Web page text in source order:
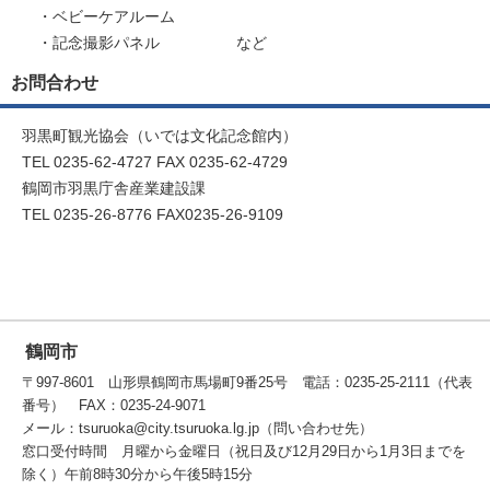
・ベビーケアルーム
・記念撮影パネル など
お問合わせ
羽黒町観光協会（いでは文化記念館内）
TEL 0235-62-4727 FAX 0235-62-4729
鶴岡市羽黒庁舎産業建設課
TEL 0235-26-8776 FAX0235-26-9109
鶴岡市
〒997-8601 山形県鶴岡市馬場町9番25号 電話：0235-25-2111（代表
番号） FAX：0235-24-9071
メール：tsuruoka@city.tsuruoka.lg.jp（問い合わせ先）
窓口受付時間 月曜から金曜日（祝日及び12月29日から1月3日までを
除く）午前8時30分から午後5時15分